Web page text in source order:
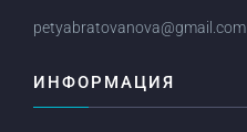
petyabratovanova@gmail.com
ИНФОРМАЦИЯ